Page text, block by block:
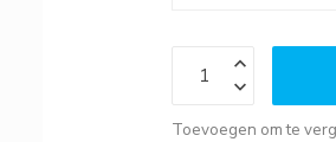
Toevoegen om te